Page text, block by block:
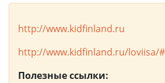
http://www.kidfinland.ru
http://www.kidfinland.ru/loviisa/
Полезные ссылки: